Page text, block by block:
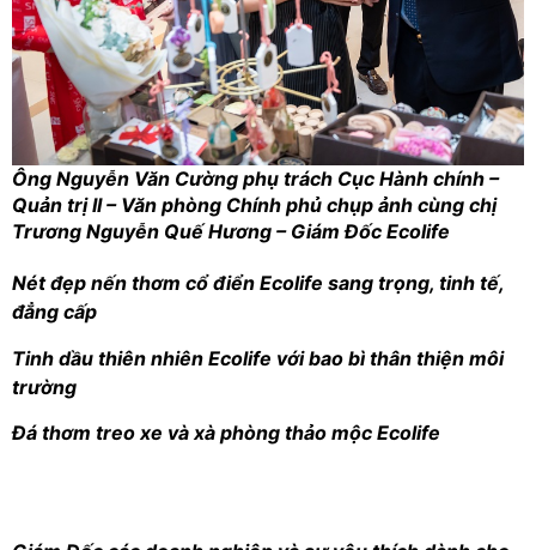
Ông Nguyễn Văn Cường phụ trách Cục Hành chính –
Quản trị II – Văn phòng Chính phủ chụp ảnh cùng chị
Trương Nguyễn Quế Hương – Giám Đốc Ecolife
Nét đẹp nến thơm cổ điển Ecolife sang trọng, tinh tế,
đẳng cấp
Tinh dầu thiên nhiên Ecolife với bao bì thân thiện môi
trường
Đá thơm treo xe và xà phòng thảo mộc Ecolife